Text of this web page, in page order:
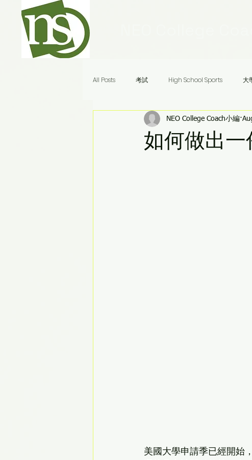
All Posts 考試 High School Sports 大
Ivy League Schools 申請 美國高中
如何做出
NEO College Coach小編
美國大學申請季已經開始